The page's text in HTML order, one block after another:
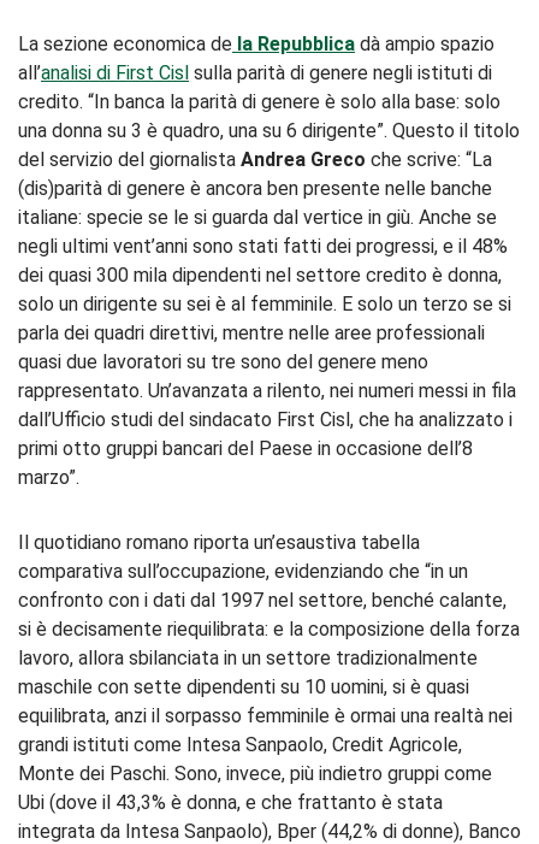
La sezione economica de la Repubblica dà ampio spazio
all’analisi di First Cisl sulla parità di genere negli istituti di
credito. “In banca la parità di genere è solo alla base: solo
una donna su 3 è quadro, una su 6 dirigente”. Questo il titolo
del servizio del giornalista Andrea Greco che scrive: “La
(dis)parità di genere è ancora ben presente nelle banche
italiane: specie se le si guarda dal vertice in giù. Anche se
negli ultimi vent’anni sono stati fatti dei progressi, e il 48%
dei quasi 300 mila dipendenti nel settore credito è donna,
solo un dirigente su sei è al femminile. E solo un terzo se si
parla dei quadri direttivi, mentre nelle aree professionali
quasi due lavoratori su tre sono del genere meno
rappresentato. Un’avanzata a rilento, nei numeri messi in fila
dall’Ufficio studi del sindacato First Cisl, che ha analizzato i
primi otto gruppi bancari del Paese in occasione dell’8
marzo”.
Il quotidiano romano riporta un’esaustiva tabella
comparativa sull’occupazione, evidenziando che “in un
confronto con i dati dal 1997 nel settore, benché calante,
si è decisamente riequilibrata: e la composizione della forza
lavoro, allora sbilanciata in un settore tradizionalmente
maschile con sette dipendenti su 10 uomini, si è quasi
equilibrata, anzi il sorpasso femminile è ormai una realtà nei
grandi istituti come Intesa Sanpaolo, Credit Agricole,
Monte dei Paschi. Sono, invece, più indietro gruppi come
Ubi (dove il 43,3% è donna, e che frattanto è stata
integrata da Intesa Sanpaolo), Bper (44,2% di donne), Banco